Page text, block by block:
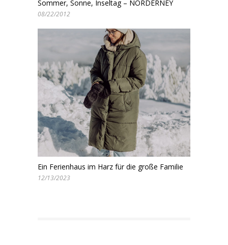
Sommer, Sonne, Inseltag – NORDERNEY
08/22/2012
Ein Ferienhaus im Harz für die große Familie
12/13/2023